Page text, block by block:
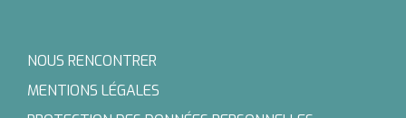
NOUS RENCONTRER
MENTIONS LÉGALES